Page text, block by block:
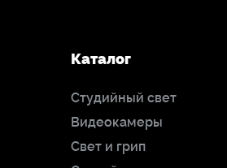
Каталог
Студийный свет
Видеокамеры
Свет и грип